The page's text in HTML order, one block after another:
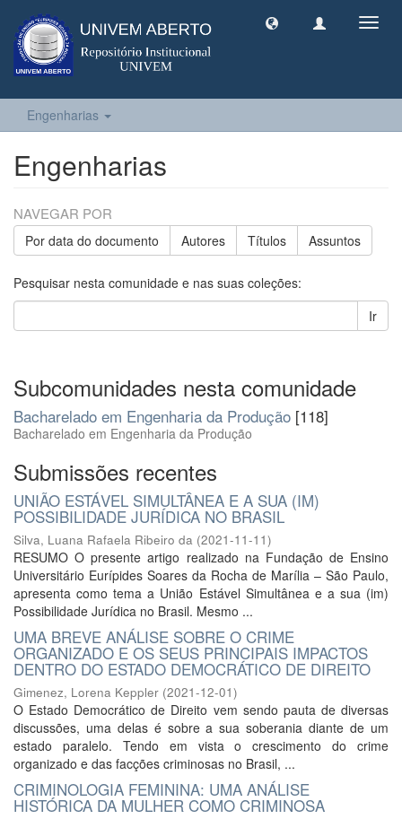
Engenharias
Engenharias
NAVEGAR POR
Por data do documento Autores Títulos Assuntos
Pesquisar nesta comunidade e nas suas coleções:
Ir
Subcomunidades nesta comunidade
Bacharelado em Engenharia da Produção [118]
Bacharelado em Engenharia da Produção
Submissões recentes
UNIÃO ESTÁVEL SIMULTÂNEA E A SUA (IM)
POSSIBILIDADE JURÍDICA NO BRASIL
Silva, Luana Rafaela Ribeiro da (2021-11-11)
RESUMO O presente artigo realizado na Fundação de Ensino
Universitário Eurípides Soares da Rocha de Marília – São Paulo,
apresenta como tema a União Estável Simultânea e a sua (im)
Possibilidade Jurídica no Brasil. Mesmo ...
UMA BREVE ANÁLISE SOBRE O CRIME
ORGANIZADO E OS SEUS PRINCIPAIS IMPACTOS
DENTRO DO ESTADO DEMOCRÁTICO DE DIREITO
Gimenez, Lorena Keppler (2021-12-01)
O Estado Democrático de Direito vem sendo pauta de diversas
discussões, uma delas é sobre a sua soberania diante de um
estado paralelo. Tendo em vista o crescimento do crime
organizado e das facções criminosas no Brasil, ...
CRIMINOLOGIA FEMININA: UMA ANÁLISE
HISTÓRICA DA MULHER COMO CRIMINOSA